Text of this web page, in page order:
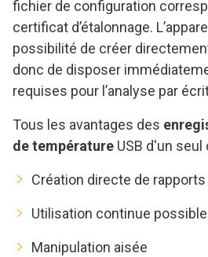
fichier de configuration
certificat d’étalonnage.
possibilité de créer
donc de disposer
requises pour l’analyse par
Tous les avantages des
de température USB d'un
Création directe de
Utilisation continue possible
Manipulation aisée